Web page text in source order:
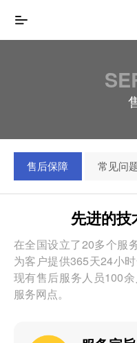
售后保障 常见问
先进的
在全国设立了20多个服
为客户提供365天24小
现有售后服务人员100
服务网点。